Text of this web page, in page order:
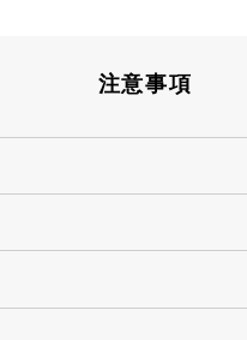
注意事項